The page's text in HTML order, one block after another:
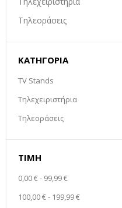
Τηλεοράσεις
ΚΑΤΗΓΟΡΊΑ
TV Stands
Τηλεχειριστήρια
Τηλεοράσεις
ΤΙΜΉ
0,00 €- 99,99 €
100,00 €- 199,99 €